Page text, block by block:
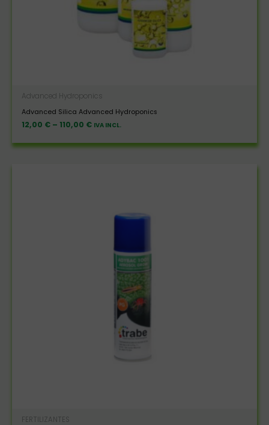
Advanced Hydroponics
Advanced Silica Advanced Hydroponics
12,00 € – 110,00 € IVA INCL.
FERTILIZANTES